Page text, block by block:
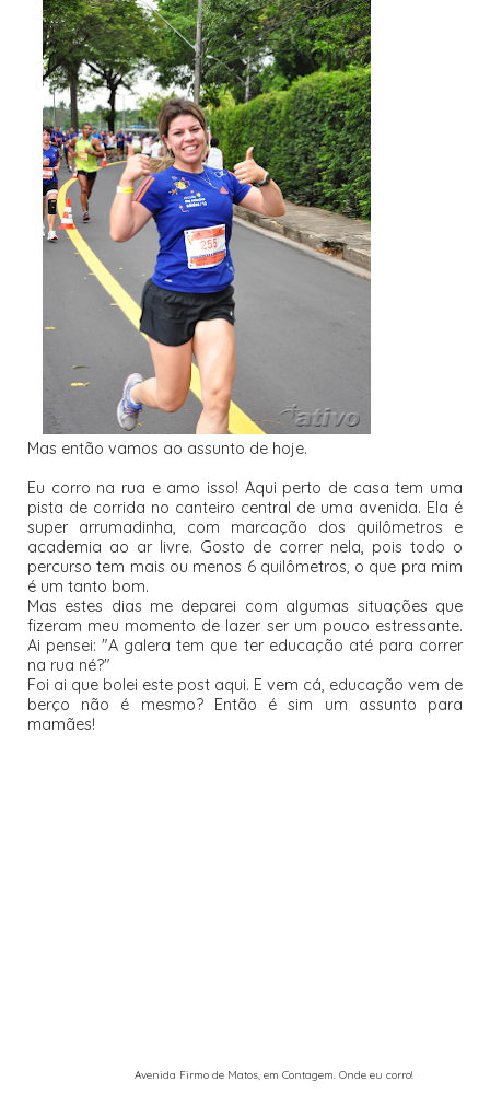
Mas então vamos ao assunto de hoje.
Eu corro na rua e amo isso! Aqui perto de casa tem uma
pista de corrida no canteiro central de uma avenida. Ela é
super arrumadinha, com marcação dos quilômetros e
academia ao ar livre. Gosto de correr nela, pois todo o
percurso tem mais ou menos 6 quilômetros, o que pra mim
é um tanto bom.
Mas estes dias me deparei com algumas situações que
fizeram meu momento de lazer ser um pouco estressante.
Ai pensei: "A galera tem que ter educação até para correr
na rua né?"
Foi ai que bolei este post aqui. E vem cá, educação vem de
berço não é mesmo? Então é sim um assunto para
mamães!
Avenida Firmo de Matos, em Contagem. Onde eu corro!